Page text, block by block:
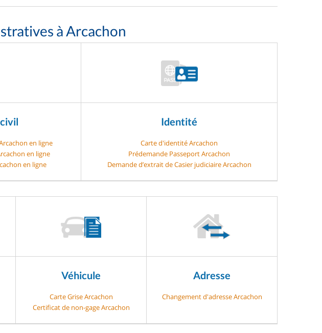
à Arcachon
en ligne
en ligne
en ligne
Identité
Carte d'identité Arcachon
Prédemande Passeport Arcachon
Demande d’extrait de Casier judiciaire Arcachon
Véhicule
Carte Grise Arcachon
Certificat de non-gage Arcachon
Adresse
Changement d'adresse Arcachon